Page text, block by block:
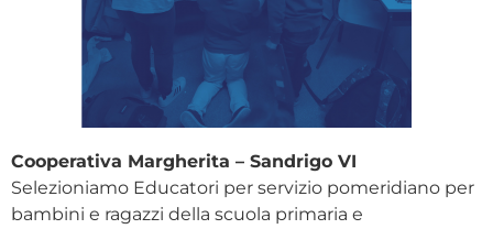
Cooperativa Margherita – Sandrigo VI
Selezioniamo Educatori per servizio pomeridiano per
bambini e ragazzi della scuola primaria e